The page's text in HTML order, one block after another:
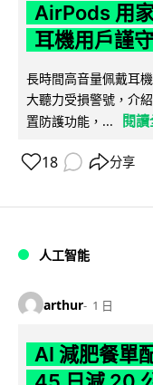
AirPods 用
耳機用戶謹
長時間高音量佩戴耳
大聽力受損警號，介
置防護功能，...
閱
18 分享
人工智能
arthur 1 日
AI 減肥餐單